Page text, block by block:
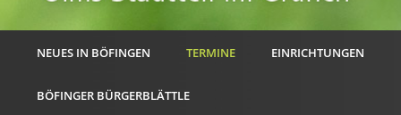
NEUES IN BÖFINGEN TERMINE EINRICHTUNGEN
BÖFINGER BÜRGERBLÄTTLE